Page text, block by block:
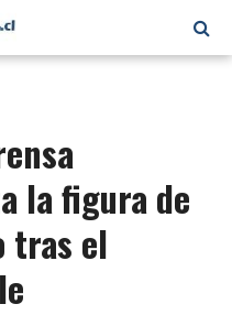
la figura de
tras el